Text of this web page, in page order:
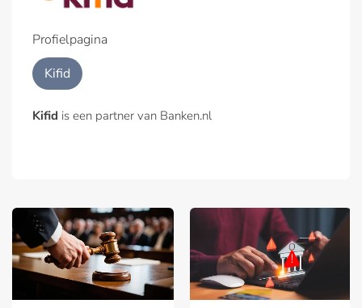
Profielpagina
Kifid
Kifid is een partner van Banken.nl